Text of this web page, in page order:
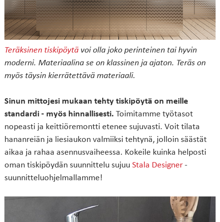
Teräksinen tiskipöytävoi olla joko perinteinen tai hyvin
moderni. Materiaalina se on klassinen ja ajaton. Teräs on
myös täysin kierrätettävä materiaali.
Sinun mittojesi mukaan tehty tiskipöytä on meille
standardi - myös hinnallisesti. Toimitamme työtasot
nopeasti ja keittiöremontti etenee sujuvasti. Voit tilata
hananreiän ja liesiaukon valmiiksi tehtynä, jolloin säästät
aikaa ja rahaa asennusvaiheessa. Kokeile kuinka helposti
oman tiskipöydän suunnittelu sujuu Stala Designer-
suunnitteluohjelmallamme!